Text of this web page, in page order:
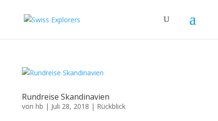
Rundreise Skandinavien
von hb | Juli 28, 2018 | Rückblick